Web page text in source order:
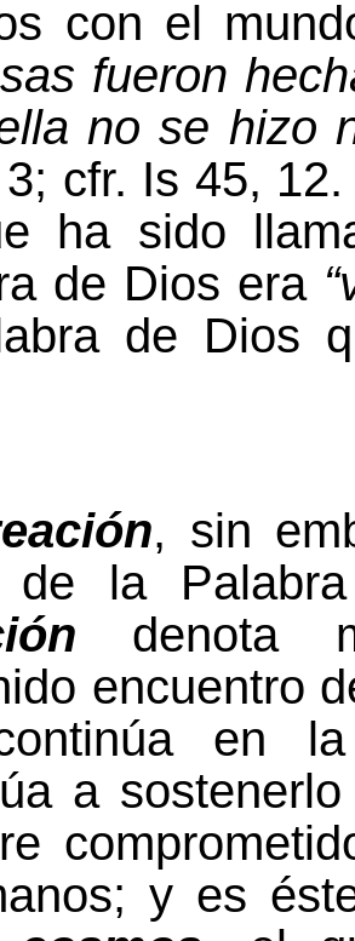
con el
fueron
no se hizo
cfr. Is 45,
ha sido
de Dios era
de Dios
, sin
de la Palabra
denota
encuentro
en
a
y es